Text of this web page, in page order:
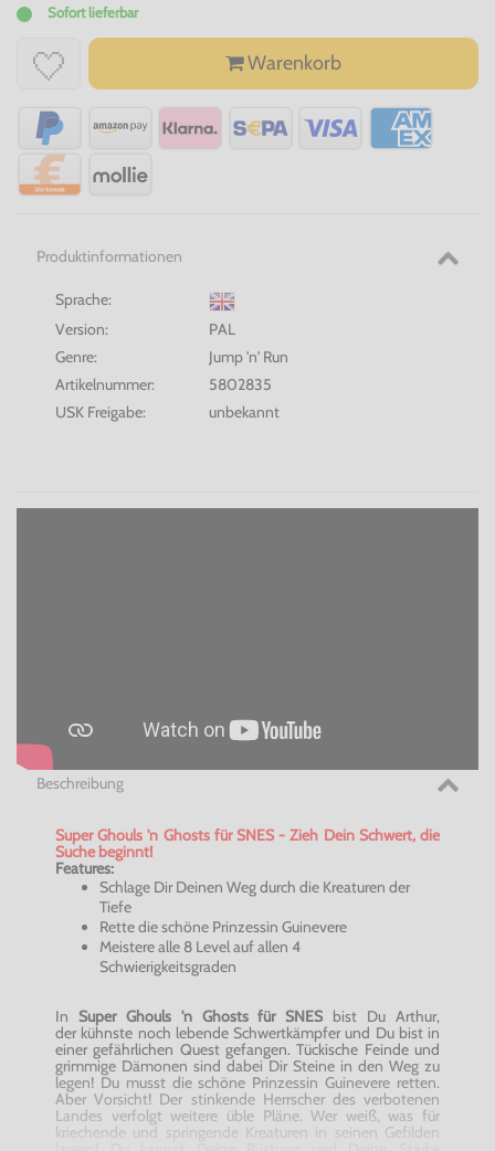
Sofort lieferbar
Warenkorb
Produktinformationen
Sprache:
Version:
PAL
Genre:
Jump 'n' Run
Artikelnummer:
5802835
USK Freigabe:
unbekannt
Beschreibung
SuperGhouls 'n Ghostsfür SNES - Zieh Dein Schwert, die
Suche beginnt!
Features:
Schlage Dir Deinen Weg durch die Kreaturen der
Tiefe
Rette die schöne Prinzessin Guinevere
Meistere alle 8 Level auf allen 4
Schwierigkeitsgraden
In Super Ghouls'n Ghostsfür SNESbist Du Arthur,
der kühnste noch lebende Schwertkämpfer und Du bist in
einer gefährlichen Quest gefangen. Tückische Feinde und
grimmige Dämonen sind dabei Dir Steine in den Weg zu
legen! Du musst die schöne PrinzessinGuinevere retten.
Aber Vorsicht! Der stinkende Herrscher des verbotenen
Landes verfolgt weitere üble Pläne. Wer weiß, was für
kriechende und springende Kreaturen in seinen Gefilden